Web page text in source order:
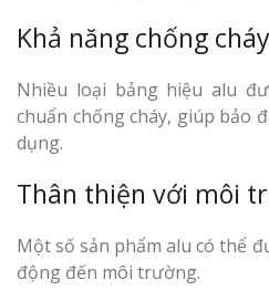
Khả năng chống
Nhiều loại bảng hiệu alu
chuẩn chống cháy, giúp bảo
dụng.
Thân thiện với môi
Một số sản phẩm alu có thể
động đến môi trường.